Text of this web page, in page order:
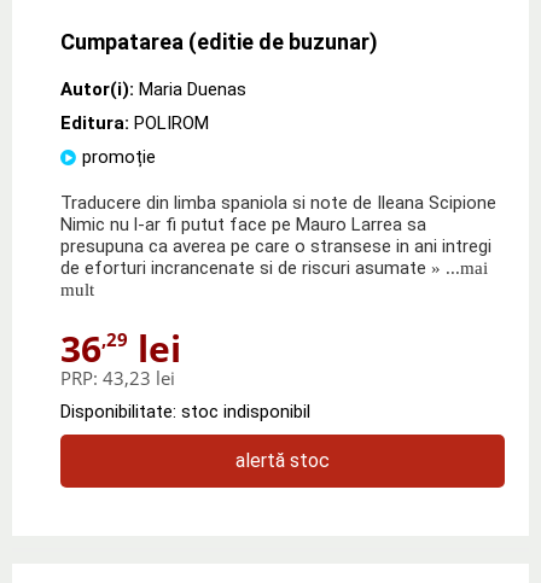
Cumpatarea (editie de buzunar)
Autor(i): Maria Duenas
Editura: POLIROM
promoție
Traducere din limba spaniola si note de Ileana Scipione
Nimic nu l-ar fi putut face pe Mauro Larrea sa
presupuna ca averea pe care o stransese in ani intregi
de eforturi incrancenate si de riscuri asumate » ...mai
mult
36,29 lei
PRP: 43,23 lei
Disponibilitate: stoc indisponibil
alertă stoc